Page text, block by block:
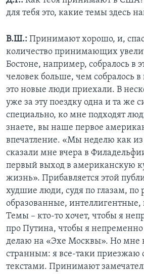
для тебя это, какие темы здесь
В.Ш.: Принимают хорошо, и,
количество принимающих
Бостоне, например, собралось в
человек больше, чем собралось
это новые люди приехали. В
уже за эту поездку одна и та же
специально, ко мне подходят
знаете, вы наше первое
впечатление. «Мы неделю как из
сказали мне вчера в
первый выход в американскую
жизнь». Прибавляется этой
худшие люди, судя по глазам, по
образованные,
Темы – кто-то хочет, чтобы я
про Путина, чтобы я непременно
делаю на «Эхе Москвы». Но мне
странным: я все-таки приезжаю
текстами. Принимают